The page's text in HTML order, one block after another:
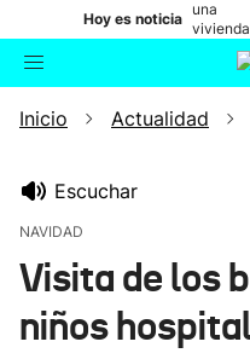
Hoy es noticia
una
vivienda
de
Buscador
Inicio Actualidad
Escuchar
NAVIDAD
Visita de los
niños